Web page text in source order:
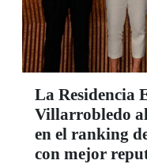
La Residencia
Villarrobledo
en el ranking
con mejor